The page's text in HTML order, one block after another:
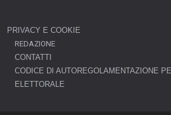
PRIVACY E COOKIE
REDAZIONE
CONTATTI
CODICE DI AUTOREGOLAMENTAZIONE
ELETTORALE